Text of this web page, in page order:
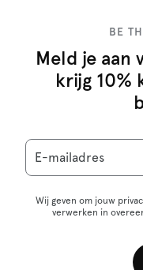
BE
Meld je aan
krijg 10%
E-mailadres
Wij geven om jouw
verwerken in